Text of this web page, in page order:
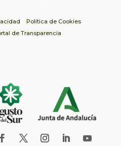
Política de Cookies
de Transparencia